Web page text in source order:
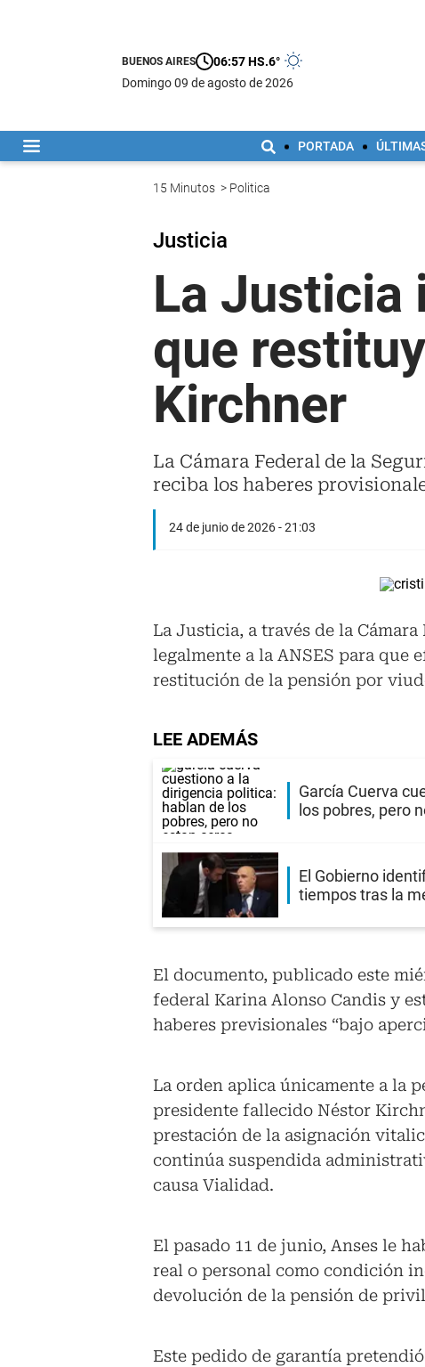
BUENOS AIRES 06:57 HS.6°
domingo 09 de agosto de 2026
PORTADA
15 Minutos > Politica
Justicia
La Justicia
que
Kirchner
La Cámara Federal de la
reciba los haberes
24 de junio de 2026 - 21:03
La Justicia, a través de la
legalmente a la ANSES para que
restitución de la pensión por
LEE ADEMÁS
García Cuerva
los pobres, pero
El Gobierno
tiempos tras la
El documento, publicado este
federal Karina Alonso Candis y
haberes previsionales “bajo
La orden aplica únicamente a la
presidente fallecido Néstor
prestación de la asignación
continúa suspendida
causa Vialidad.
El pasado 11 de junio, Anses le
real o personal como condición
devolución de la pensión de
Este pedido de garantía